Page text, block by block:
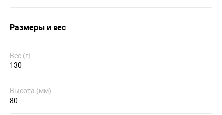
Размеры и вес
Вес (г)
130
Высота (мм)
80